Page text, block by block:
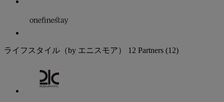
ライフスタイル（by エニスモア） 12 Partners (12)